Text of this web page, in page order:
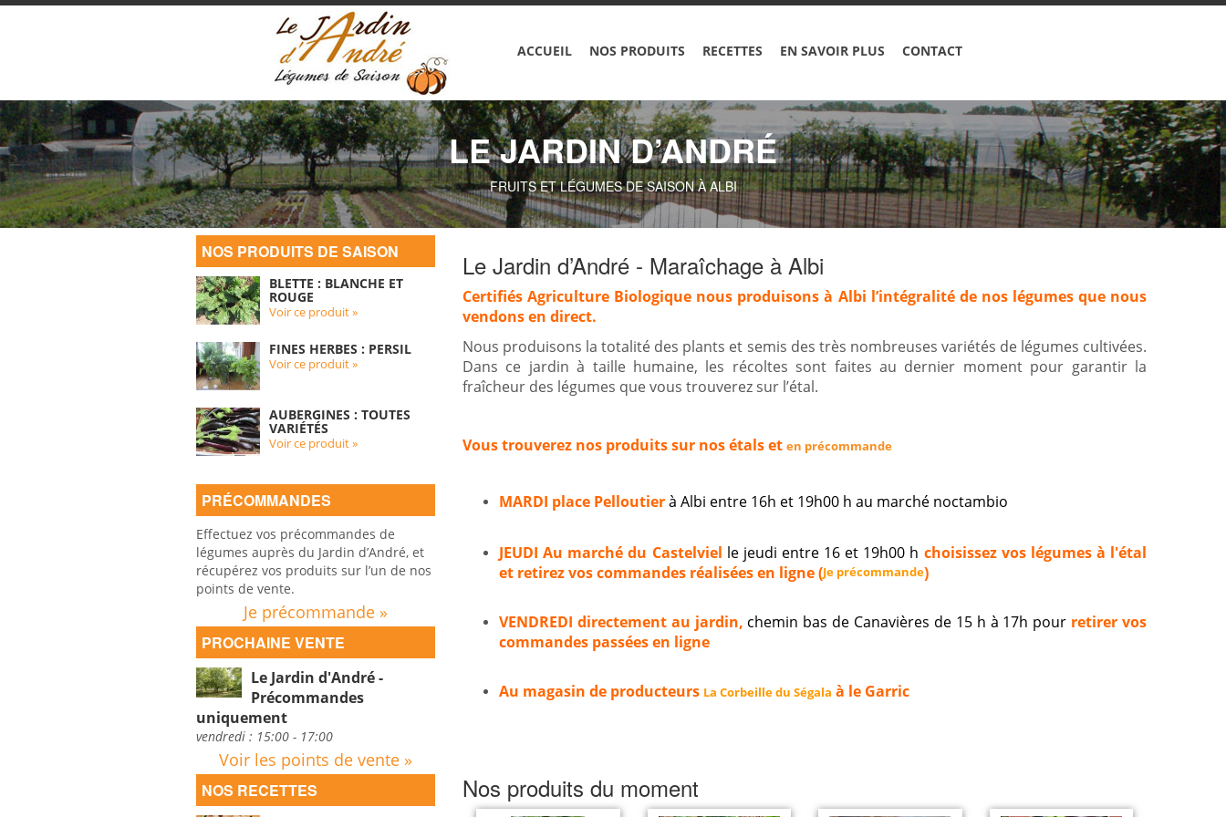
ACCUEIL NOS PRODUITS RECETTES EN SAVOIR PLUS CONTACT
LE JARDIN D’ANDRÉ
FRUITS ET LÉGUMES DE SAISON À ALBI
NOS PRODUITS DE SAISON
BLETTE : BLANCHE ET
ROUGE
Voir ce produit »
FINES HERBES : PERSIL
Voir ce produit »
AUBERGINES : TOUTES
VARIÉTÉS
Voir ce produit »
PRÉCOMMANDES
Effectuez vos précommandes de
légumes auprès du Jardin d’André, et
récupérez vos produits sur l’un de nos
points de vente.
Je précommande »
PROCHAINE VENTE
Le Jardin d'André -
Précommandes
uniquement
vendredi : 15:00 - 17:00
Voir les points de vente »
NOS RECETTES
Le Jardin d’André - Maraîchage à Albi
Certifiés Agriculture Biologique nous produisons à Albi l’intégralité de nos légumes que nous
vendons en direct.
Nous produisons la totalité des plants et semis des très nombreuses variétés de légumes cultivées.
Dans ce jardin à taille humaine, les récoltes sont faites au dernier moment pour garantir la
fraîcheur des légumes que vous trouverez sur l’étal.
Vous trouverez nos produits sur nos étals et en précommande
MARDI place Pelloutierà Albi entre 16h et 19h00 h au marché noctambio
JEUDI Au marché du Castelviel le jeudi entre 16 et 19h00 h choisissez vos légumes à l'étal
et retirez vos commandes réalisées en ligne (Je précommande)
VENDREDI directement au jardin, chemin bas de Canavières de 15 h à 17h pour retirer vos
commandes passées en ligne
Au magasin de producteurs La Corbeille du Ségala à le Garric
Nos produits du moment